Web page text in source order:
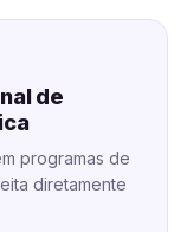
de
programas de
diretamente